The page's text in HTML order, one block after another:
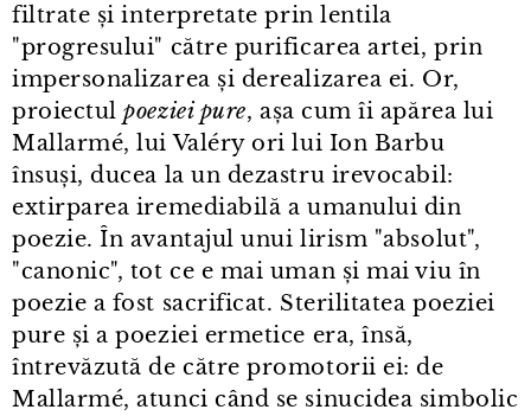
filtrate și interpretate prin lentila
"progresului" către purificarea artei, prin
impersonalizarea și derealizarea ei. Or,
proiectulpoeziei pure, așa cum îi apărea lui
Mallarmé, lui Valéry ori lui Ion Barbu
însuși, ducea la un dezastru irevocabil:
extirparea iremediabilă a umanului din
poezie. În avantajul unui lirism "absolut",
"canonic", tot ce e mai uman și mai viu în
poezie a fost sacrificat. Sterilitatea poeziei
pure și a poeziei ermetice era, însă,
întrevăzută de către promotorii ei: de
Mallarmé, atunci când se sinucidea simbolic